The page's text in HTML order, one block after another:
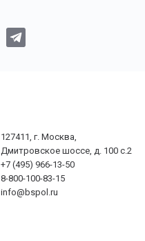
127411, г. Москва,
Дмитровское шоссе, д. 100 с.2
+7 (495) 966-13-50
8-800-100-83-15
info@bspol.ru